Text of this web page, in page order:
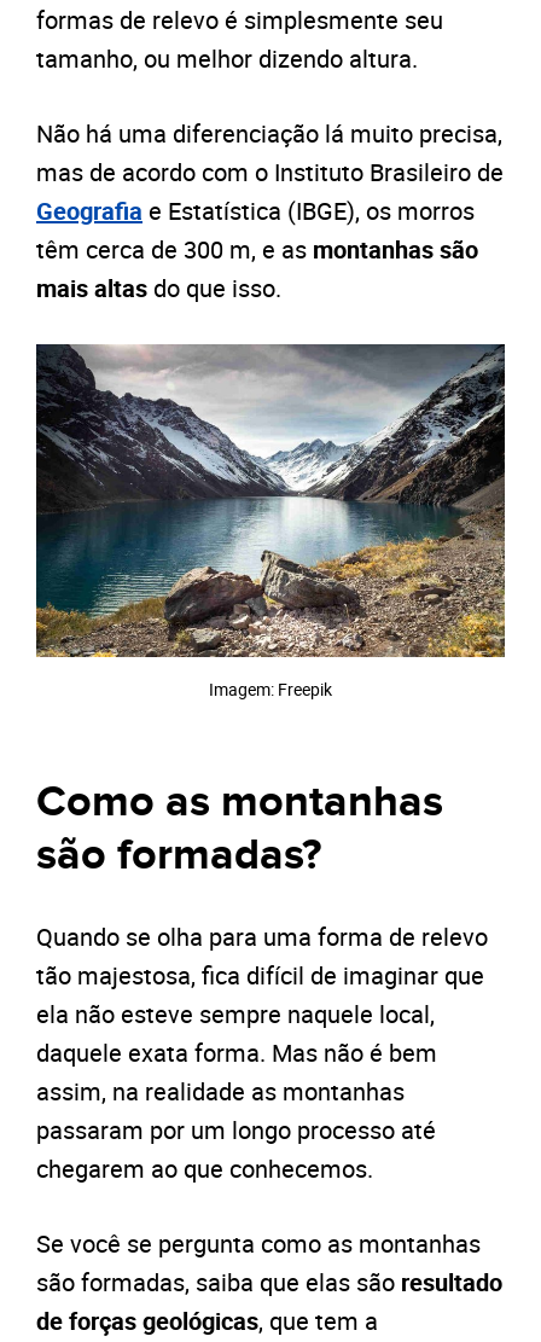
formas de relevo é simplesmente seu
tamanho, ou melhor dizendo altura.
Não há uma diferenciação lá muito precisa,
mas de acordo com o Instituto Brasileiro de
Geografia e Estatística (IBGE), os morros
têm cerca de 300 m, e as montanhas são
mais altas do que isso.
Imagem: Freepik
Como as montanhas
são formadas?
Quando se olha para uma forma de relevo
tão majestosa, fica difícil de imaginar que
ela não esteve sempre naquele local,
daquele exata forma. Mas não é bem
assim, na realidade as montanhas
passaram por um longo processo até
chegarem ao que conhecemos.
Se você se pergunta como as montanhas
são formadas, saiba que elas são resultado
de forças geológicas, que tem a